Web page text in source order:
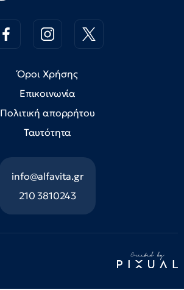
Όροι Χρήσης
Επικοινωνία
Πολιτική απορρήτου
Ταυτότητα
info@alfavita.gr
210 3810243